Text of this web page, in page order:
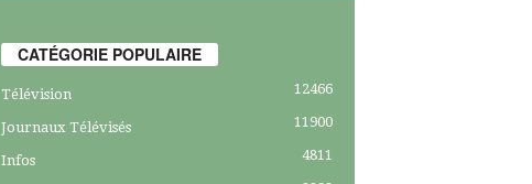
CATÉGORIE POPULAIRE
Télévision 12466
Journaux Télévisés 11900
Infos
4811